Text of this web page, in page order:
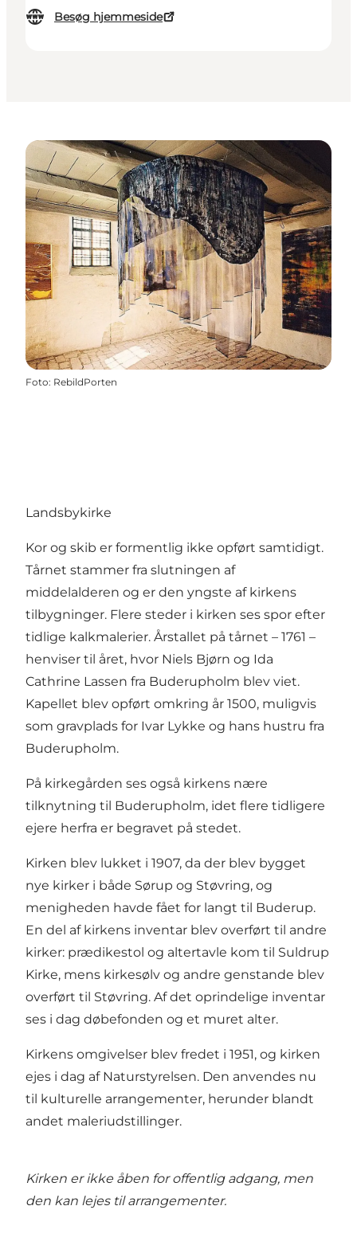
Besøg hjemmeside
Foto: RebildPorten
Landsbykirke
Kor og skib er formentlig ikke opført samtidigt.
Tårnet stammer fra slutningen af
middelalderen og er den yngste af kirkens
tilbygninger. Flere steder i kirken ses spor efter
tidlige kalkmalerier. Årstallet på tårnet – 1761 –
henviser til året, hvor Niels Bjørn og Ida
Cathrine Lassen fra Buderupholm blev viet.
Kapellet blev opført omkring år 1500, muligvis
som gravplads for Ivar Lykke og hans hustru fra
Buderupholm.
På kirkegården ses også kirkens nære
tilknytning til Buderupholm, idet flere tidligere
ejere herfra er begravet på stedet.
Kirken blev lukket i 1907, da der blev bygget
nye kirker i både Sørup og Støvring, og
menigheden havde fået for langt til Buderup.
En del af kirkens inventar blev overført til andre
kirker: prædikestol og altertavle kom til Suldrup
Kirke, mens kirkesølv og andre genstande blev
overført til Støvring. Af det oprindelige inventar
ses i dag døbefonden og et muret alter.
Kirkens omgivelser blev fredet i 1951, og kirken
ejes i dag af Naturstyrelsen. Den anvendes nu
til kulturelle arrangementer, herunder blandt
andet maleriudstillinger.
Kirken er ikke åben for offentlig adgang, men
den kan lejes til arrangementer.